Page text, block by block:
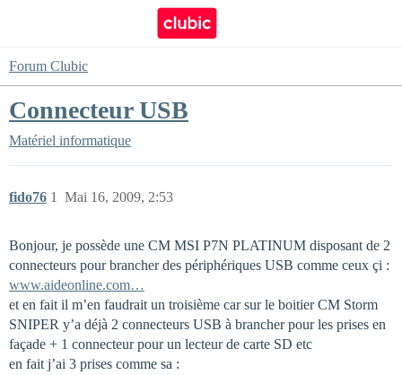
Forum Clubic
Connecteur USB
Matériel informatique
fido76 Mai 16, 2009, 2:53
1
Bonjour, je possède une CM MSI P7N PLATINUM disposant de 2
connecteurs pour brancher des périphériques USB comme ceux çi :
www.aideonline.com…
et en fait il m’en faudrait un troisième car sur le boitier CM Storm
SNIPER y’a déjà 2 connecteurs USB à brancher pour les prises en
façade + 1 connecteur pour un lecteur de carte SD etc
en fait j’ai 3 prises comme sa :